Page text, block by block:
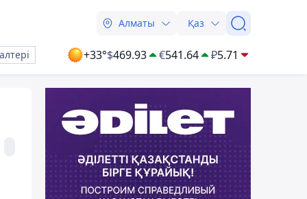
Алматы Қаз
+33°$469.93 €541.64 ₽5.71